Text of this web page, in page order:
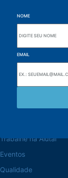
NOME
EMAIL
Trabalhe na Alutal
Eventos
Qualidade